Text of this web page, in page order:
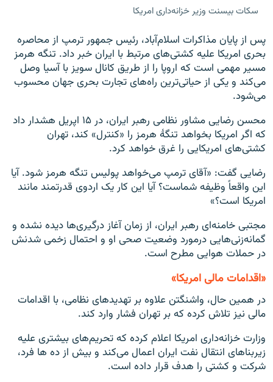
سکات بیسنت وزیر خزانه‌داری امریکا
پس از پایان مذاکرات اسلام‌آباد، رئیس جمهور ترمپ از محاصره
بحری امریکا علیه کشتی‌های مرتبط با ایران خبر داد. تنگه هرمز
مسیر مهمی است که اروپا را از طریق کانال سویز با آسیا وصل
می‌کند و یکی از حیاتی‌ترین راه‌های تجارت بحری جهان محسوب
می‌شود.
محسن رضایی مشاور نظامی رهبر ایران، در ۱۵ اپریل هشدار داد
که اگر امریکا بخواهد تنگۀ هرمز را «کنترل» کند، تهران
کشتی‌های امریکایی را غرق خواهد کرد.
رضایی گفت: «آقای ترمپ می‌خواهد پولیس تنگه هرمز شود. آیا
این واقعاً وظیفه شماست؟ آیا این کار یک اردوی قدرتمند مانند
امریکا است؟»
مجتبی خامنه‌ای رهبر ایران، از زمان آغاز درگیری‌ها دیده نشده و
گمانه‌زنی‌هایی درمورد وضعیت صحی او و احتمال زخمی شدنش
در حملات هوایی مطرح است.
«اقدامات مالی امریکا»
در همین حال، واشنگتن علاوه بر تهدیدهای نظامی، با اقدامات
مالی نیز تلاش کرده که بر تهران فشار وارد کند.
وزارت خزانه‌داری امریکا اعلام کرده که تحریم‌های بیشتری علیه
زیربنا‌های انتقال نفت ایران اعمال می‌کند و بیش از ده ها فرد،
شرکت و کشتی را هدف قرار داده است.